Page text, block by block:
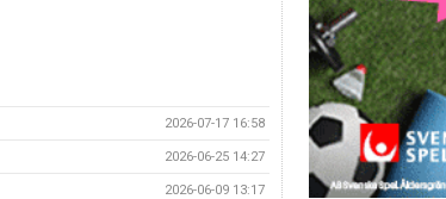
2026-07-17 16:58
2026-06-25 14:27
2026-06-09 13:17